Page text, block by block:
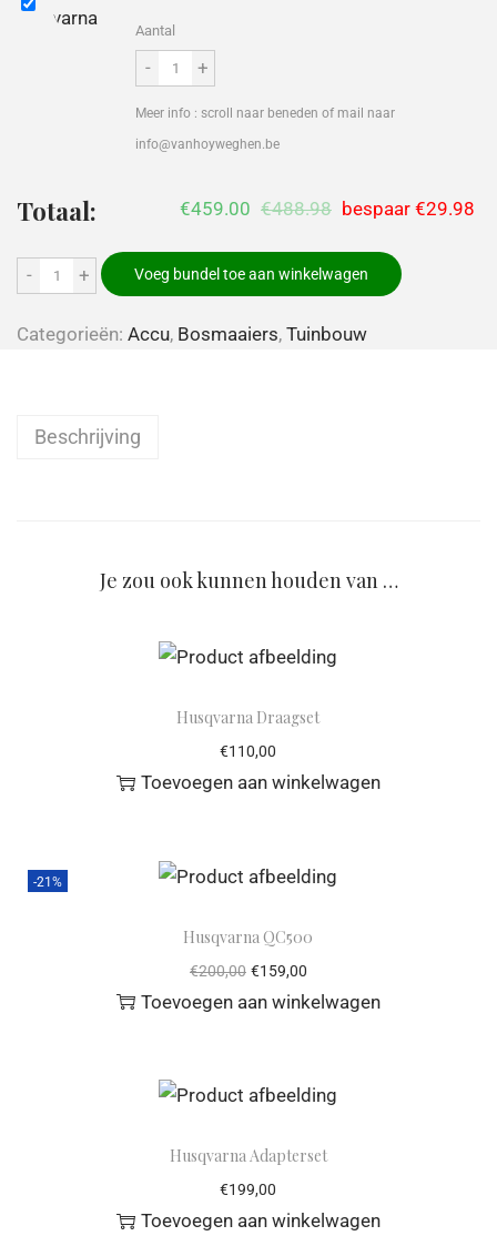
Aantal
- +
Meer info : scroll naar beneden of mail naar
info@vanhoyweghen.be
Totaal: €459.00 €488.98 bespaar €29.98
- + Voeg bundel toe aan winkelwagen
Categorieën: Accu, Bosmaaiers, Tuinbouw
Beschrijving
Je zou ook kunnen houden van …
Husqvarna Draagset
€110,00
Toevoegen aan winkelwagen
-21%
Husqvarna QC500
€200,00 €159,00
Toevoegen aan winkelwagen
Husqvarna Adapterset
€199,00
Toevoegen aan winkelwagen